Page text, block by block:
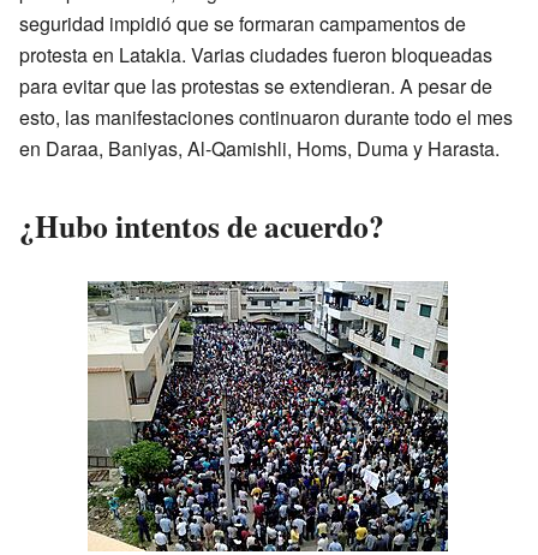
seguridad impidió que se formaran campamentos de
protesta en Latakia. Varias ciudades fueron bloqueadas
para evitar que las protestas se extendieran. A pesar de
esto, las manifestaciones continuaron durante todo el mes
en Daraa, Baniyas, Al-Qamishli, Homs, Duma y Harasta.
¿Hubo intentos de acuerdo?